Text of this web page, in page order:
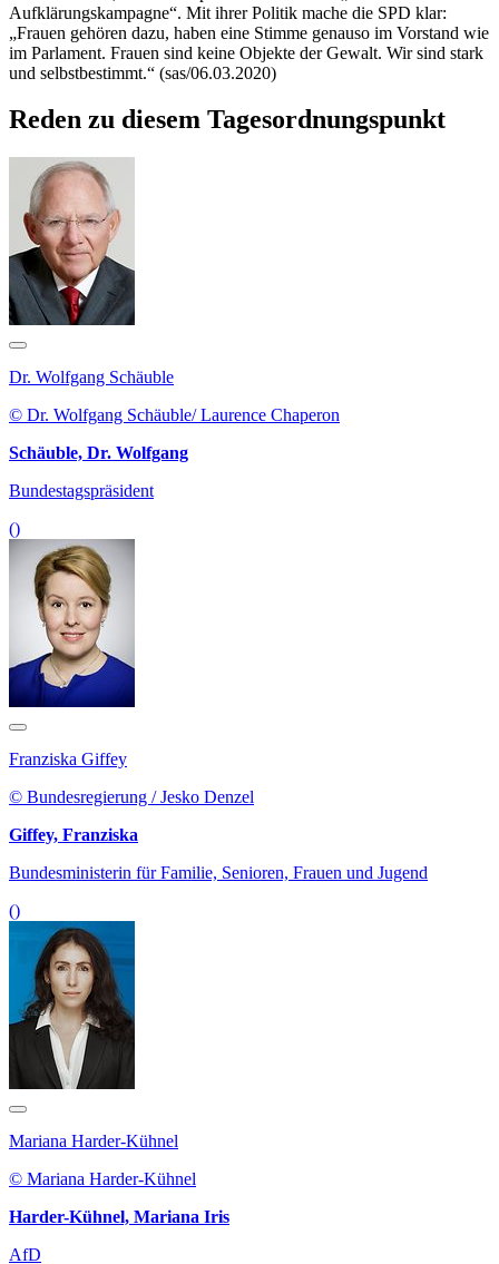
Aufklärungskampagne“. Mit ihrer Politik mache die SPD klar:
„Frauen gehören dazu, haben eine Stimme genauso im Vorstand wie
im Parlament. Frauen sind keine Objekte der Gewalt. Wir sind stark
und selbstbestimmt.“ (sas/06.03.2020)
Reden zu diesem Tagesordnungspunkt
Dr. Wolfgang Schäuble
© Dr. Wolfgang Schäuble/ Laurence Chaperon
Schäuble, Dr. Wolfgang
Bundestagspräsident
()
Franziska Giffey
© Bundesregierung / Jesko Denzel
Giffey, Franziska
Bundesministerin für Familie, Senioren, Frauen und Jugend
()
Mariana Harder-Kühnel
© Mariana Harder-Kühnel
Harder-Kühnel, Mariana Iris
AfD